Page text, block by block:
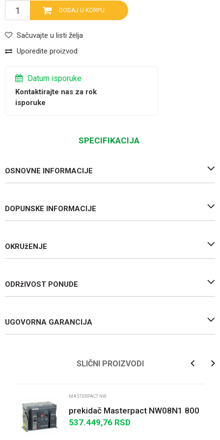
DODAJ U KORPU
Sačuvajte u listi želja
Uporedite proizvod
Datum isporuke
Kontaktirajte nas za rok
isporuke
SPECIFIKACIJA
OSNOVNE INFORMACIJE
DOPUNSKE INFORMACIJE
OKRUžENJE
ODRžIVOST PONUDE
UGOVORNA GARANCIJA
Poruka
SLIČNI PROIZVODI
MASTERPACT NW
prekidač Masterpact NW08N1 800
A - 3P - izvlačivi - bez zaštitne
537.449,76 RSD